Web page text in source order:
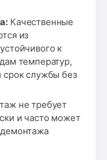
Качественные
из
к
температур,
срок службы без
не требует
и часто может